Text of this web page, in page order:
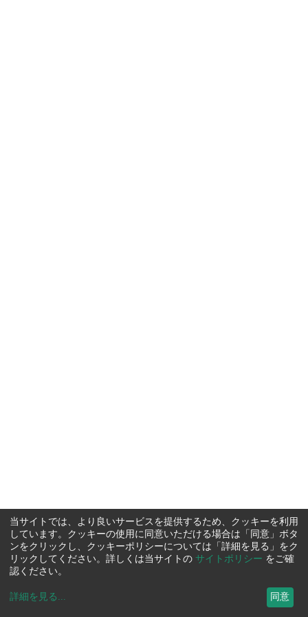
当サイトでは、より良いサービスを提供するため、クッキーを利用
しています。クッキーの使用に同意いただける場合は「同意」ボタ
ンをクリックし、クッキーポリシーについては「詳細を見る」をク
リックしてください。詳しくは当サイトの サイトポリシー をご確
認ください。
詳細を見る ... 同意